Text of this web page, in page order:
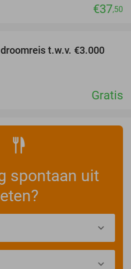
€37,50
t.w.v. €3.000
Gratis
spontaan uit
eten?